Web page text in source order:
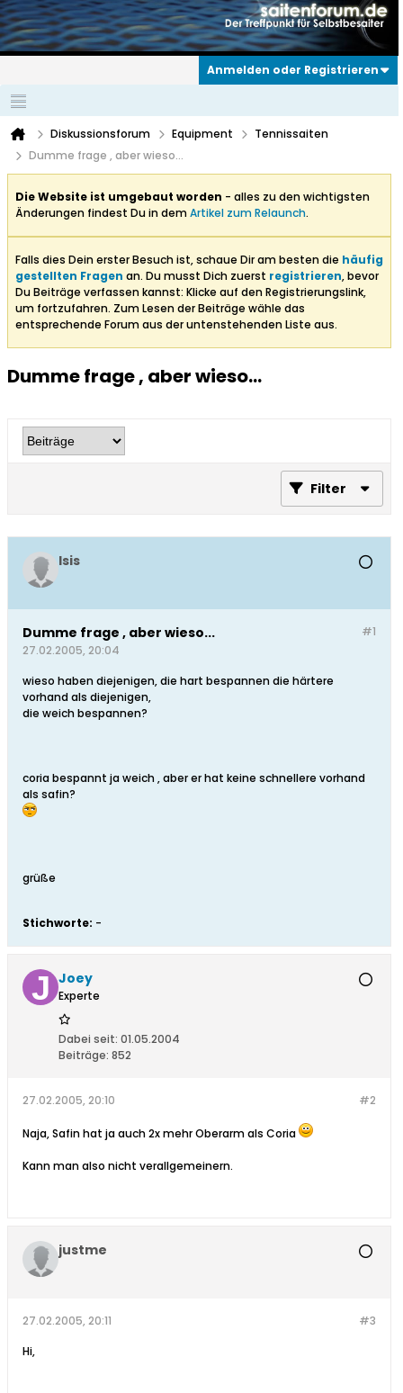
Anmelden oder Registrieren
Diskussionsforum Equipment
Tennissaiten
Dumme frage , aber wieso...
Die Website ist umgebaut worden - alles zu den wichtigsten
Änderungen findest Du in demArtikel zum Relaunch.
Falls dies Dein erster Besuch ist, schaue Dir am besten die häufig
gestellten Fragen an. Du musst Dich zuerst registrieren, bevor
Du Beiträge verfassen kannst: Klicke auf den Registrierungslink,
um fortzufahren. Zum Lesen der Beiträge wähle das
entsprechende Forum aus der untenstehenden Liste aus.
Dumme frage , aber wieso...
Filter
Isis
#1
Dumme frage , aber wieso...
27.02.2005, 20:04
wieso haben diejenigen, die hart bespannen die härtere
vorhand als diejenigen,
die weich bespannen?
coria bespannt ja weich , aber er hat keine schnellere vorhand
als safin?
grüße
Stichworte: -
Joey
Experte
Dabei seit: 01.05.2004
Beiträge: 852
#2
27.02.2005, 20:10
Naja, Safin hat ja auch 2x mehr Oberarm als Coria
Kann man also nicht verallgemeinern.
justme
#3
27.02.2005, 20:11
Hi,